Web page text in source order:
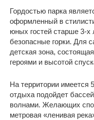
Гордостью парка
оформленный в
юных гостей старше 3-х
безопасные горки. Для
детская зона,
героями и высотой
На территории имеется
отдыха подойдет
волнами. Желающих
метровая «ленивая